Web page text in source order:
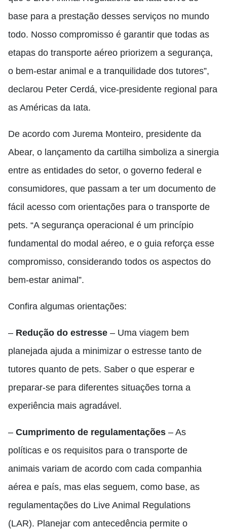
base para a prestação desses serviços no mundo
todo. Nosso compromisso é garantir que todas as
etapas do transporte aéreo priorizem a segurança,
o bem-estar animal e a tranquilidade dos tutores”,
declarou Peter Cerdá, vice-presidente regional para
as Américas da Iata.
De acordo com Jurema Monteiro, presidente da
Abear, o lançamento da cartilha simboliza a sinergia
entre as entidades do setor, o governo federal e
consumidores, que passam a ter um documento de
fácil acesso com orientações para o transporte de
pets. “A segurança operacional é um princípio
fundamental do modal aéreo, e o guia reforça esse
compromisso, considerando todos os aspectos do
bem-estar animal”.
Confira algumas orientações:
– Redução do estresse – Uma viagem bem
planejada ajuda a minimizar o estresse tanto de
tutores quanto de pets. Saber o que esperar e
preparar-se para diferentes situações torna a
experiência mais agradável.
– Cumprimento de regulamentações – As
políticas e os requisitos para o transporte de
animais variam de acordo com cada companhia
aérea e país, mas elas seguem, como base, as
regulamentações do Live Animal Regulations
(LAR). Planejar com antecedência permite o